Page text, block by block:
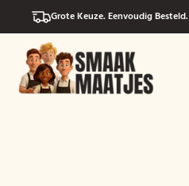
Grote Keuze. Eenvoudig Besteld.